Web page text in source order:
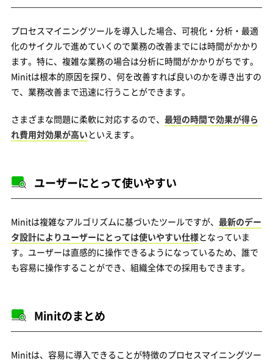
プロセスマイニングツールを導入した場合、可視化・分析・最適
化のサイクルで進めていくので業務の改善までには時間がかかり
ます。特に、複雑な業務の場合は分析に時間がかかりがちです。
Minitは根本的原因を探り、何を改善すれば良いのかを導き出すの
で、業務改善まで迅速に行うことができます。
さまざまな問題に柔軟に対応するので、 最短の時間で効果が得ら
れ費用対効果が高いといえます。
ユーザーにとって使いやすい
Minitは複雑なアルゴリズムに基づいたツールですが、 最新のデー
タ設計によりユーザーにとっては使いやすい仕様となっていま
す。ユーザーは直感的に操作できるようになっているため、誰で
も容易に操作することができ、組織全体での採用もできます。
Minitのまとめ
Minitは、容易に導入できることが特徴のプロセスマイニングツー